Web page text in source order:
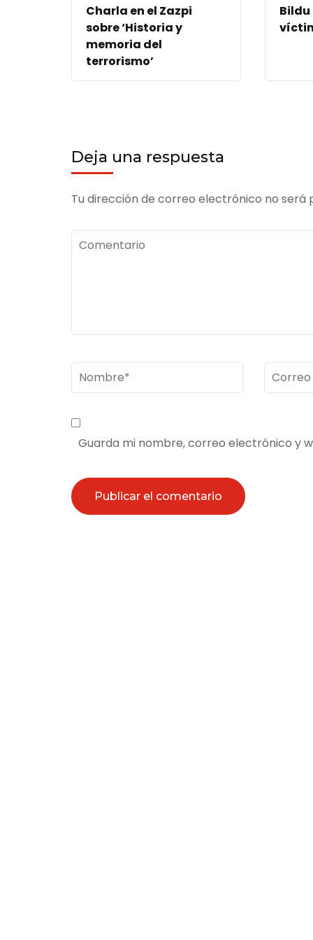
Charla en el Zazpi
sobre ‘Historia y
memoria del
terrorismo’
Deja una respuesta
Tu dirección de correo electrónico no será
Comentario
Nombre*
Correo
Guarda mi nombre, correo electrónico y